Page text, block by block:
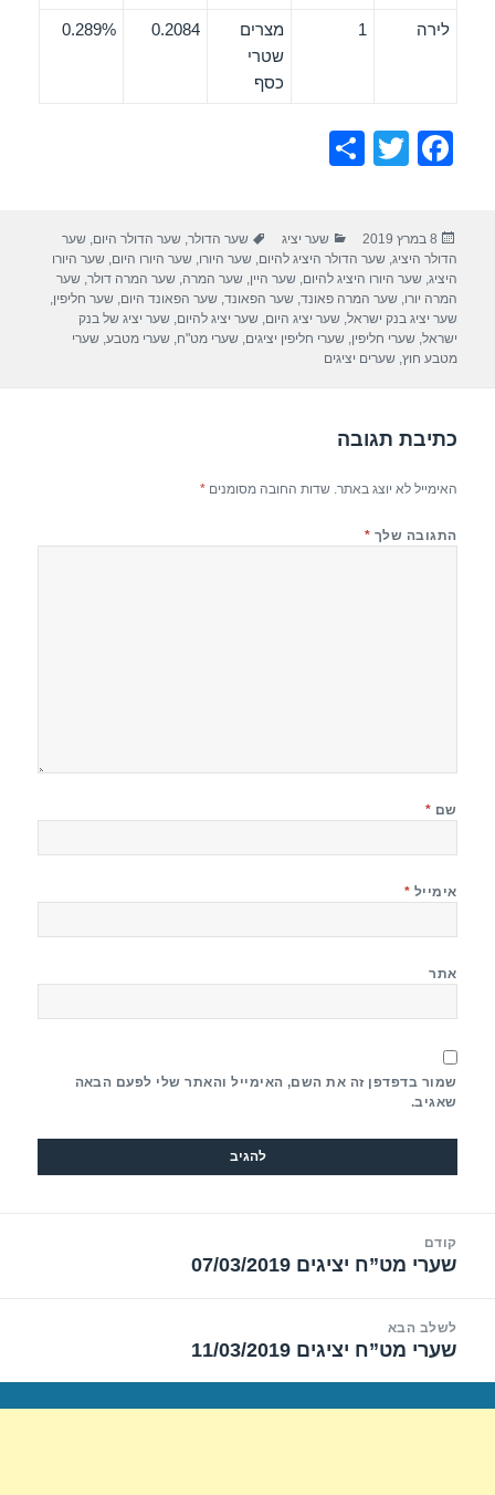
לירה 1
מצרים
שטרי
כסף
0.2084
0.289%
F
e
b
o
o
T
er
e
פורסם
בתאריך
8 במרץ 2019 קטגוריות
שער יציג תגיות
שער הדולר,שער הדולר היום,שער
הדולר היציג,שער הדולר היציג להיום,שער היורו,שער היורו היום,שער היורו
היציג,שער היורו היציג להיום,שער היין,שער המרה,שער המרה דולר,שער
המרה יורו,שער המרה פאונד,שער הפאונד,שער הפאונד היום,שער חליפין,
שער יציג בנק ישראל,שער יציג היום,שער יציג להיום,שער יציג של בנק
ישראל,שערי חליפין,שערי חליפין יציגים,שערי מט"ח,שערי מטבע,שערי
מטבע חוץ,שערים יציגים
כתיבת תגובה
האימייל לא יוצג באתר. שדות החובה מסומנים*
התגובה שלך *
שם *
אימייל *
אתר
שמור בדפדפן זה את השם, האימייל והאתר שלי לפעם הבאה
שאגיב.
קודם
הפוסט
שערי מט”ח יציגים 07/03/2019
לשלב הבא
הפוסט
שערי מט”ח יציגים 11/03/2019